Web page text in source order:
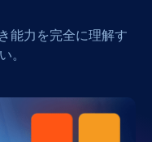
能力を完全に理解す
。